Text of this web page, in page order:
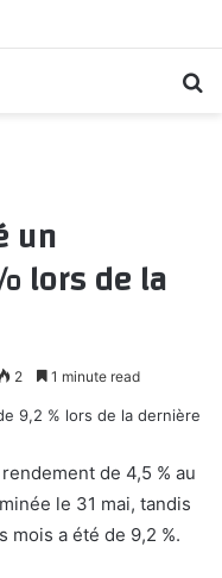
un
lors de la
2 1 minute read
de 4,5 % au
le 31 mai, tandis
mois a été de 9,2 %.